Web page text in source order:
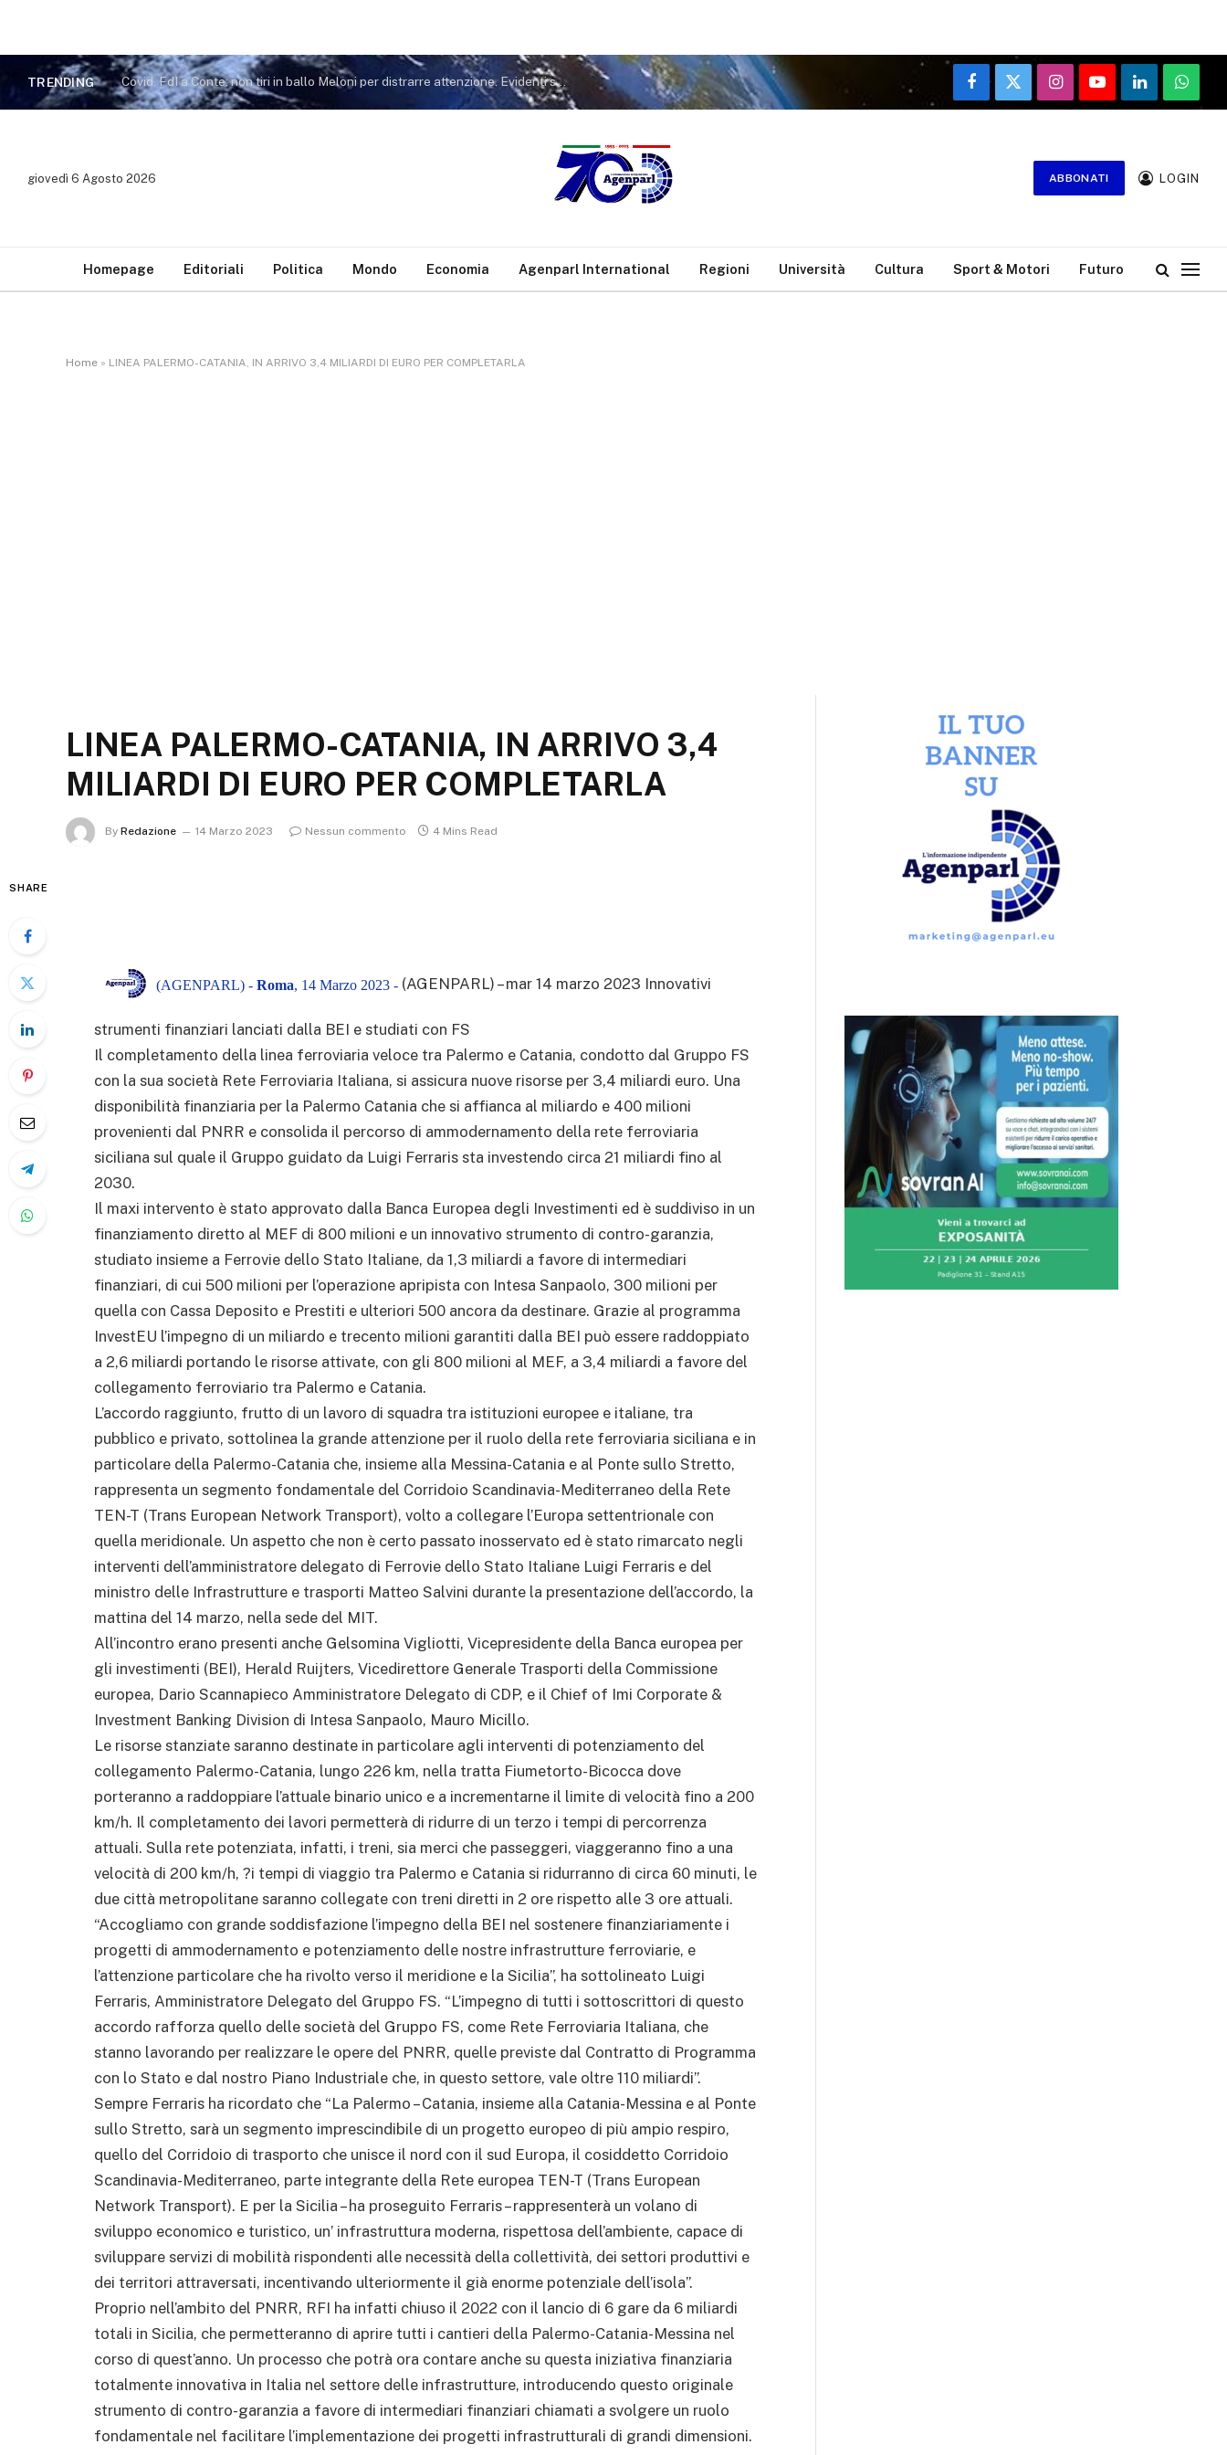
TRENDING Covid. FdI a Conte: non tiri in ballo Meloni per distrarre attenzione. Evidenti sue responsabilità nella gestione pandemia
Facebook
X
(Twitter)
InstagramYouTubeLinkedIn
giovedì 6 Agosto 2026 ABBONATI LOGIN
Homepage Editoriali Politica Mondo Economia Agenparl International Regioni Università Cultura Sport & Motori Futuro
Home » LINEA PALERMO-CATANIA, IN ARRIVO 3,4 MILIARDI DI EURO PER COMPLETARLA
LINEA PALERMO-CATANIA, IN ARRIVO 3,4
MILIARDI DI EURO PER COMPLETARLA
By Redazione 14 Marzo 2023 Nessun commento 4 Mins Read
SHARE
(AGENPARL) - Roma, 14 Marzo 2023 - (AGENPARL) – mar 14 marzo 2023 Innovativi
strumenti finanziari lanciati dalla BEI e studiati con FS
Il completamento della linea ferroviaria veloce tra Palermo e Catania, condotto dal Gruppo FS
con la sua società Rete Ferroviaria Italiana, si assicura nuove risorse per 3,4 miliardi euro. Una
disponibilità finanziaria per la Palermo Catania che si affianca al miliardo e 400 milioni
provenienti dal PNRR e consolida il percorso di ammodernamento della rete ferroviaria
siciliana sul quale il Gruppo guidato da Luigi Ferraris sta investendo circa 21 miliardi fino al
2030.
Il maxi intervento è stato approvato dalla Banca Europea degli Investimenti ed è suddiviso in un
finanziamento diretto al MEF di 800 milioni e un innovativo strumento di contro-garanzia,
studiato insieme a Ferrovie dello Stato Italiane, da 1,3 miliardi a favore di intermediari
finanziari, di cui 500 milioni per l’operazione apripista con Intesa Sanpaolo, 300 milioni per
quella con Cassa Deposito e Prestiti e ulteriori 500 ancora da destinare. Grazie al programma
InvestEU l’impegno di un miliardo e trecento milioni garantiti dalla BEI può essere raddoppiato
a 2,6 miliardi portando le risorse attivate, con gli 800 milioni al MEF, a 3,4 miliardi a favore del
collegamento ferroviario tra Palermo e Catania.
L’accordo raggiunto, frutto di un lavoro di squadra tra istituzioni europee e italiane, tra
pubblico e privato, sottolinea la grande attenzione per il ruolo della rete ferroviaria siciliana e in
particolare della Palermo-Catania che, insieme alla Messina-Catania e al Ponte sullo Stretto,
rappresenta un segmento fondamentale del Corridoio Scandinavia-Mediterraneo della Rete
TEN-T (Trans European Network Transport), volto a collegare l’Europa settentrionale con
quella meridionale. Un aspetto che non è certo passato inosservato ed è stato rimarcato negli
interventi dell’amministratore delegato di Ferrovie dello Stato Italiane Luigi Ferraris e del
ministro delle Infrastrutture e trasporti Matteo Salvini durante la presentazione dell’accordo, la
mattina del 14 marzo, nella sede del MIT.
All’incontro erano presenti anche Gelsomina Vigliotti, Vicepresidente della Banca europea per
gli investimenti (BEI), Herald Ruijters, Vicedirettore Generale Trasporti della Commissione
europea, Dario Scannapieco Amministratore Delegato di CDP, e il Chief of Imi Corporate &
Investment Banking Division di Intesa Sanpaolo, Mauro Micillo.
Le risorse stanziate saranno destinate in particolare agli interventi di potenziamento del
collegamento Palermo-Catania, lungo 226 km, nella tratta Fiumetorto-Bicocca dove
porteranno a raddoppiare l’attuale binario unico e a incrementarne il limite di velocità fino a 200
km/h. Il completamento dei lavori permetterà di ridurre di un terzo i tempi di percorrenza
attuali. Sulla rete potenziata, infatti, i treni, sia merci che passeggeri, viaggeranno fino a una
velocità di 200 km/h, ?i tempi di viaggio tra Palermo e Catania si ridurranno di circa 60 minuti, le
due città metropolitane saranno collegate con treni diretti in 2 ore rispetto alle 3 ore attuali.
“Accogliamo con grande soddisfazione l’impegno della BEI nel sostenere finanziariamente i
progetti di ammodernamento e potenziamento delle nostre infrastrutture ferroviarie, e
l’attenzione particolare che ha rivolto verso il meridione e la Sicilia”, ha sottolineato Luigi
Ferraris, Amministratore Delegato del Gruppo FS. “L’impegno di tutti i sottoscrittori di questo
accordo rafforza quello delle società del Gruppo FS, come Rete Ferroviaria Italiana, che
stanno lavorando per realizzare le opere del PNRR, quelle previste dal Contratto di Programma
con lo Stato e dal nostro Piano Industriale che, in questo settore, vale oltre 110 miliardi”.
Sempre Ferraris ha ricordato che “La Palermo – Catania, insieme alla Catania-Messina e al Ponte
sullo Stretto, sarà un segmento imprescindibile di un progetto europeo di più ampio respiro,
quello del Corridoio di trasporto che unisce il nord con il sud Europa, il cosiddetto Corridoio
Scandinavia-Mediterraneo, parte integrante della Rete europea TEN-T (Trans European
Network Transport). E per la Sicilia – ha proseguito Ferraris – rappresenterà un volano di
sviluppo economico e turistico, un’ infrastruttura moderna, rispettosa dell’ambiente, capace di
sviluppare servizi di mobilità rispondenti alle necessità della collettività, dei settori produttivi e
dei territori attraversati, incentivando ulteriormente il già enorme potenziale dell’isola”.
Proprio nell’ambito del PNRR, RFI ha infatti chiuso il 2022 con il lancio di 6 gare da 6 miliardi
totali in Sicilia, che permetteranno di aprire tutti i cantieri della Palermo-Catania-Messina nel
corso di quest’anno. Un processo che potrà ora contare anche su questa iniziativa finanziaria
totalmente innovativa in Italia nel settore delle infrastrutture, introducendo questo originale
strumento di contro-garanzia a favore di intermediari finanziari chiamati a svolgere un ruolo
fondamentale nel facilitare l’implementazione dei progetti infrastrutturali di grandi dimensioni.